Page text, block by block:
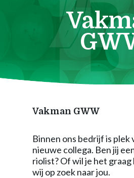
Vakman GWW
Binnen ons bedrijf is plek
nieuwe collega. Ben jij
riolist? Of wil je het graag
wij op zoek naar jou.